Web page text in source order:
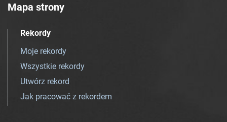
Mapa strony
Rekordy
Moje rekordy
Wszystkie rekordy
Utwórz rekord
Jak pracować z rekordem